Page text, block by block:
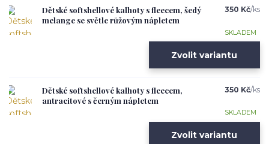
Dětské softshellové kalhoty s fleecem, šedý
melange se světle růžovým nápletem
350 Kč/ks
SKLADEM
Zvolit variantu
Dětské softshellové kalhoty s fleecem,
antracitové s černým nápletem
350 Kč/ks
SKLADEM
Zvolit variantu